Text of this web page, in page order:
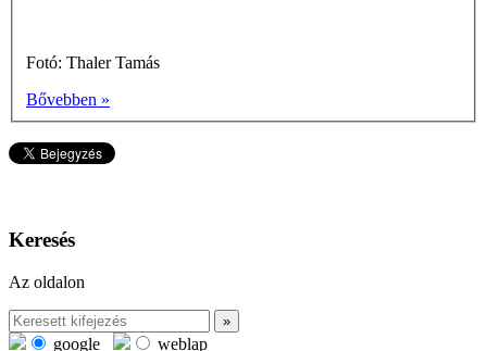
Fotó: Thaler Tamás
Bővebben »
Keresés
Az oldalon
google
weblap